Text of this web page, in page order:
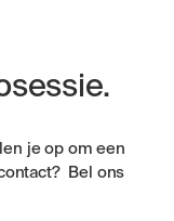
je op om een
Bel ons